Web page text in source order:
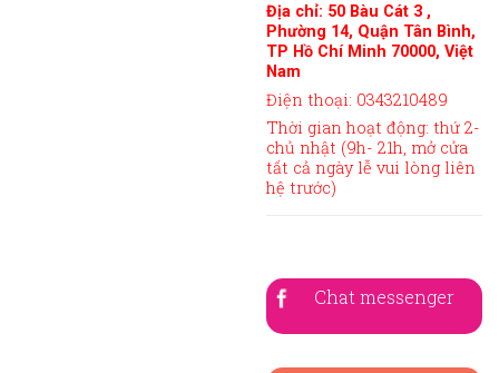
Địa chỉ: 50 Bàu Cát 3 ,
Phường 14, Quận Tân Bình,
TP Hồ Chí Minh 70000, Việt
Nam
Điện thoại: 0343210489
Thời gian hoạt động: thứ 2-
chủ nhật (9h- 21h, mở cửa
tất cả ngày lễ vui lòng liên
hệ trước)
Chat messenger